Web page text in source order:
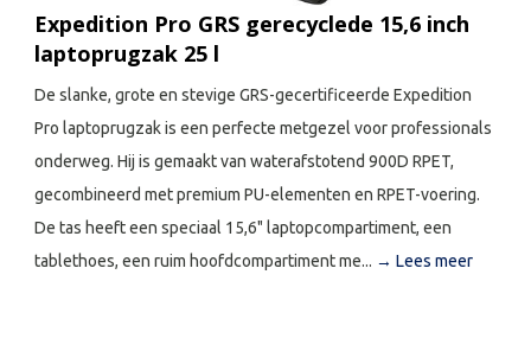
Expedition Pro GRS gerecyclede 15,6 inch
laptoprugzak 25 l
De slanke, grote en stevige GRS-gecertificeerde Expedition
Pro laptoprugzak is een perfecte metgezel voor professionals
onderweg. Hij is gemaakt van waterafstotend 900D RPET,
gecombineerd met premium PU-elementen en RPET-voering.
De tas heeft een speciaal 15,6" laptopcompartiment, een
tablethoes, een ruim hoofdcompartiment me... → Lees meer